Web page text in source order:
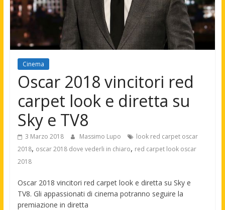
Cinema
Oscar 2018 vincitori red
carpet look e diretta su
Sky e TV8
3 Marzo 2018 Massimo Lupo
look red carpet oscar
2018, oscar 2018 dove vederli in chiaro, red carpet look oscar
2018
Oscar 2018 vincitori red carpet look e diretta su Sky e
TV8. Gli appassionati di cinema potranno seguire la
premiazione in diretta